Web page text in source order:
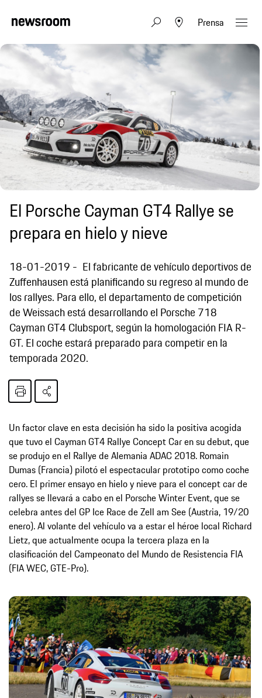
Prensa
El Porsche Cayman GT4 Rallye se
prepara en hielo y nieve
18-01-2019
El fabricante de vehículo deportivos de
Zuffenhausen está planificando su regreso al mundo de
los rallyes. Para ello, el departamento de competición
de Weissach está desarrollando el Porsche 718
Cayman GT4 Clubsport, según la homologación FIA R-
GT. El coche estará preparado para competir en la
temporada 2020.
Un factor clave en esta decisión ha sido la positiva acogida
que tuvo el Cayman GT4 Rallye Concept Car en su debut, que
se produjo en el Rallye de Alemania ADAC 2018. Romain
Dumas (Francia) pilotó el espectacular prototipo como coche
cero. El primer ensayo en hielo y nieve para el concept car de
rallyes se llevará a cabo en el Porsche Winter Event, que se
celebra antes del GP Ice Race de Zell am See (Austria, 19/20
enero). Al volante del vehículo va a estar el héroe local Richard
Lietz, que actualmente ocupa la tercera plaza en la
clasificación del Campeonato del Mundo de Resistencia FIA
(FIA WEC, GTE-Pro).